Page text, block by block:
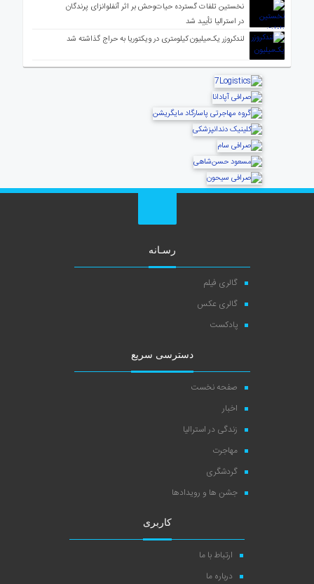
نخستین تلفات گسترده حیات‌وحش بر اثر آنفلوانزای پرندگان
در استرالیا تأیید شد
لندکروزر یک‌میلیون کیلومتری در ویکتوریا به حراج گذاشته شد
رسـانه
گالری فیلم
گالری عکس
پادکست
دسترسی سریع
صفحه نخست
اخبار
زندگی در استرالیا
مهاجرت
گردشگری
جشن ها و رویدادها
کاربری
ارتباط با ما
درباره ما